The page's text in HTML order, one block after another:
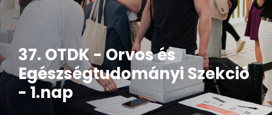
37. OTDK - Orvos és
Egészségtudományi Szekció
- 1.nap